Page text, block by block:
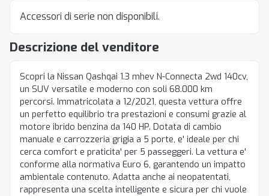
Descrizione del venditore
Scopri la Nissan Qashqai 1.3 mhev N-Connecta 2wd 140cv,
un SUV versatile e moderno con soli 68.000 km
percorsi. Immatricolata a 12/2021, questa vettura offre
un perfetto equilibrio tra prestazioni e consumi grazie al
motore ibrido benzina da 140 HP. Dotata di cambio
manuale e carrozzeria grigia a 5 porte, e' ideale per chi
cerca comfort e praticita' per 5 passeggeri. La vettura e'
conforme alla normativa Euro 6, garantendo un impatto
ambientale contenuto. Adatta anche ai neopatentati,
rappresenta una scelta intelligente e sicura per chi vuole
Accessori di serie non disponibili.